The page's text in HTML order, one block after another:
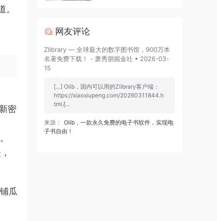
密
瓜
网友评论
Zlibrary — 全球最大的数字图书馆，900万本
名著免费下载！ - 萧秀朋掘金社 • 2026-03-
15
[…] Olib，国内可以用的Zlibrary客户端：
https://xiaoxiupeng.com/20260311844.h
tml [̷...
来源：
Olib，一款永久免费的电子书软件，实现电
子书自由！